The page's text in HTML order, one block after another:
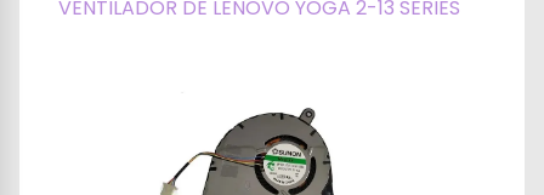
VENTILADOR DE LENOVO YOGA 2-13 SERIES